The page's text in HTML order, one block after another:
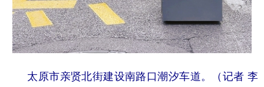
山东 河南 湖北 湖南
广东 广西 海南 重庆
四川 贵州 云南 西藏
陕西 甘肃 青海 宁夏
太原市亲贤北街建设南路口潮汐车道。（记者 李